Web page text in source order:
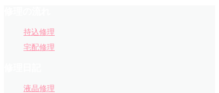
持込修理
宅配修理
液晶修理